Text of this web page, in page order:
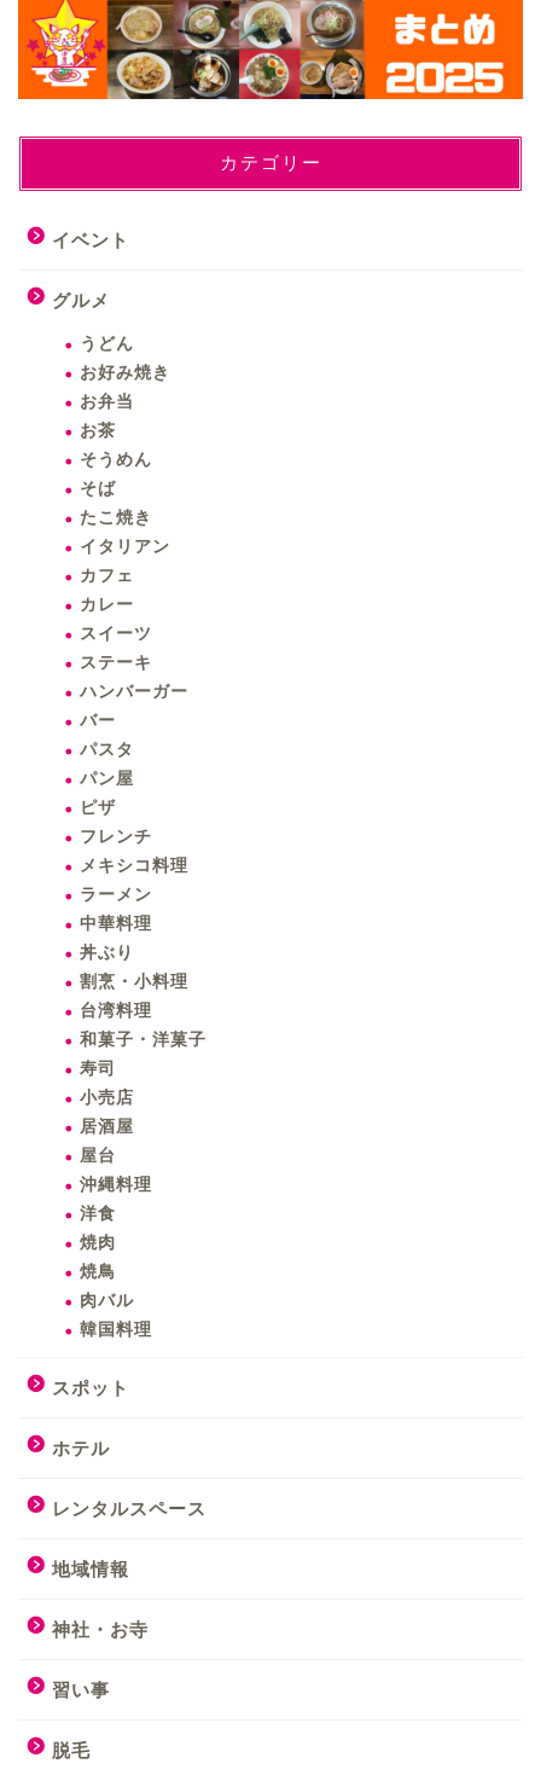
カテゴリー
イベント
グルメ
うどん
お好み焼き
お弁当
お茶
そうめん
そば
たこ焼き
イタリアン
カフェ
カレー
スイーツ
ステーキ
ハンバーガー
バー
パスタ
パン屋
ピザ
フレンチ
メキシコ料理
ラーメン
中華料理
丼ぶり
割烹・小料理
台湾料理
和菓子・洋菓子
寿司
小売店
居酒屋
屋台
沖縄料理
洋食
焼肉
焼鳥
肉バル
韓国料理
スポット
ホテル
レンタルスペース
地域情報
神社・お寺
習い事
脱毛